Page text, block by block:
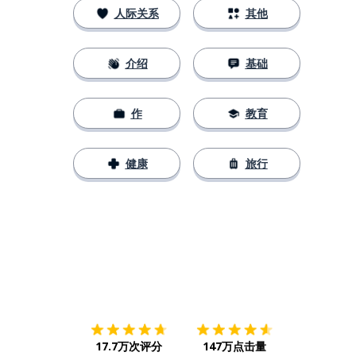
人际关系
介绍
作
健康
其他
基础
教育
旅行
17.7万次评分 147万点击量